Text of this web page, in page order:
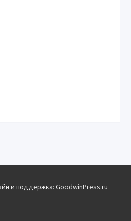
и поддержка: GoodwinPress.ru